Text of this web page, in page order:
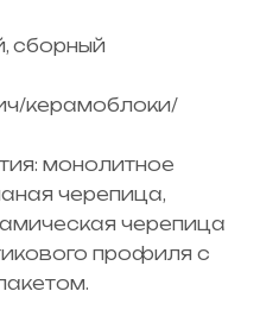
сборный
керамоблоки/
монолитное
черепица,
черепица
профиля с